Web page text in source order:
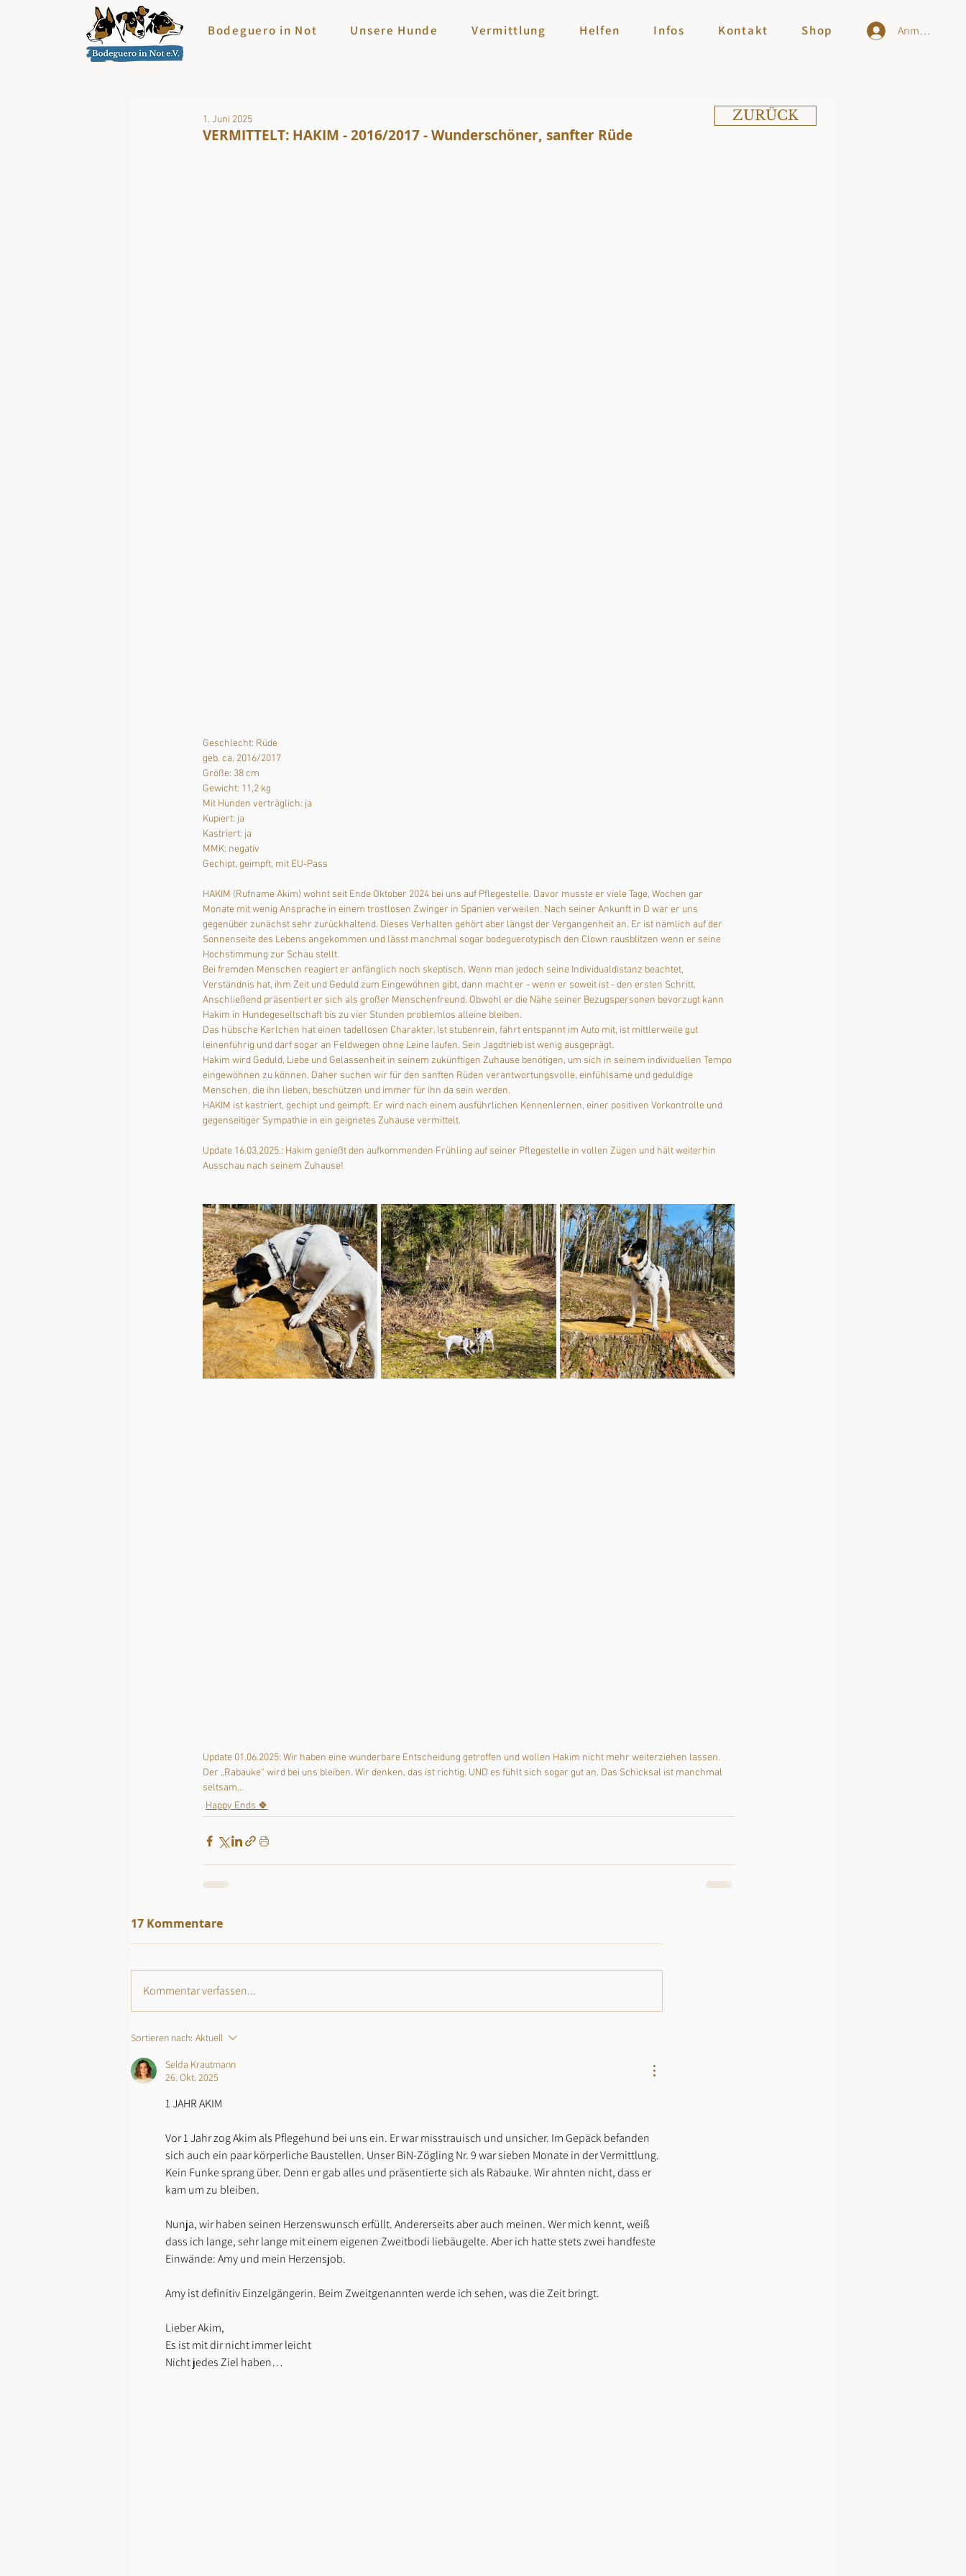
Bodeguero in Not Unsere Hunde Vermittlung Helfen Infos Kontakt Shop Anmelden
VERMITTELT: HAKIM - 2016/2017 - Wunderschöner, sanfter Rüde
1. Juni 2025
Geschlecht: Rüde
geb. ca. 2016/2017
Größe: 38 cm
Gewicht: 11,2 kg
Mit Hunden verträglich: ja
Kupiert: ja
Kastriert: ja
MMK: negativ
Gechipt, geimpft, mit EU-Pass
HAKIM (Rufname Akim) wohnt seit Ende Oktober 2024 bei uns auf Pflegestelle. Davor musste er viele Tage, Wochen gar
Monate mit wenig Ansprache in einem trostlosen Zwinger in Spanien verweilen. Nach seiner Ankunft in D war er uns
gegenüber zunächst sehr zurückhaltend. Dieses Verhalten gehört aber längst der Vergangenheit an. Er ist nämlich auf der
Sonnenseite des Lebens angekommen und lässt manchmal sogar bodeguerotypisch den Clown rausblitzen wenn er seine
Hochstimmung zur Schau stellt.
Bei fremden Menschen reagiert er anfänglich noch skeptisch. Wenn man jedoch seine Individualdistanz beachtet,
Verständnis hat, ihm Zeit und Geduld zum Eingewöhnen gibt, dann macht er - wenn er soweit ist - den ersten Schritt.
Anschließend präsentiert er sich als großer Menschenfreund. Obwohl er die Nähe seiner Bezugspersonen bevorzugt kann
Hakim in Hundegesellschaft bis zu vier Stunden problemlos alleine bleiben.
Das hübsche Kerlchen hat einen tadellosen Charakter. Ist stubenrein, fährt entspannt im Auto mit, ist mittlerweile gut
leinenführig und darf sogar an Feldwegen ohne Leine laufen. Sein Jagdtrieb ist wenig ausgeprägt.
Hakim wird Geduld, Liebe und Gelassenheit in seinem zukünftigen Zuhause benötigen, um sich in seinem individuellen Tempo
eingewöhnen zu können. Daher suchen wir für den sanften Rüden verantwortungsvolle, einfühlsame und geduldige
Menschen, die ihn lieben, beschützen und immer für ihn da sein werden.
HAKIM ist kastriert, gechipt und geimpft. Er wird nach einem ausführlichen Kennenlernen, einer positiven Vorkontrolle und
gegenseitiger Sympathie in ein geignetes Zuhause vermittelt.
Update 16.03.2025.: Hakim genießt den aufkommenden Frühling auf seiner Pflegestelle in vollen Zügen und hält weiterhin
Ausschau nach seinem Zuhause!
Update 01.06.2025: Wir haben eine wunderbare Entscheidung getroffen und wollen Hakim nicht mehr weiterziehen lassen.
Der „Rabauke“ wird bei uns bleiben. Wir denken, das ist richtig. UND es fühlt sich sogar gut an. Das Schicksal ist manchmal
seltsam…
Happy Ends 🍀
17 Kommentare
Kommentar verfassen...
Sortieren nach: Aktuell
Selda Krautmann
26. Okt. 2025
1 JAHR AKIM
Vor 1 Jahr zog Akim als Pflegehund bei uns ein. Er war misstrauisch und unsicher. Im Gepäck befanden
sich auch ein paar körperliche Baustellen. Unser BiN-Zögling Nr. 9 war sieben Monate in der Vermittlung.
Kein Funke sprang über. Denn er gab alles und präsentierte sich als Rabauke. Wir ahnten nicht, dass er
kam um zu bleiben.
Nunja, wir haben seinen Herzenswunsch erfüllt. Andererseits aber auch meinen. Wer mich kennt, weiß
dass ich lange, sehr lange mit einem eigenen Zweitbodi liebäugelte. Aber ich hatte stets zwei handfeste
Einwände: Amy und mein Herzensjob.
Amy ist definitiv Einzelgängerin. Beim Zweitgenannten werde ich sehen, was die Zeit bringt.
Lieber Akim,
Es ist mit dir nicht immer leicht
Nicht jedes Ziel haben…
ZURÜCK